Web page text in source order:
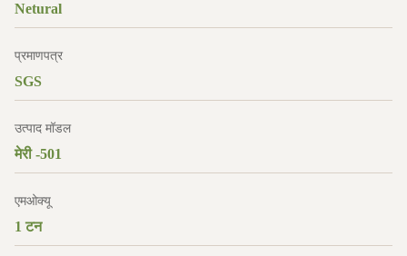
Netural
प्रमाणपत्र
SGS
उत्पाद मॉडल
मेरी -501
एमओक्यू
1 टन